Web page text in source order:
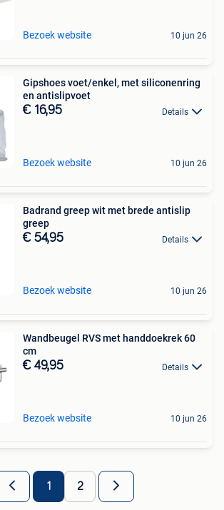
Bezoek website 10 jun 26
Gipshoes voet/enkel, met siliconenring
en antislipvoet
€ 16,95 Details
Bezoek website 10 jun 26
Badrand greep wit met brede antislip
greep
€ 54,95 Details
Bezoek website 10 jun 26
Wandbeugel RVS met handdoekrek 60
cm
€ 49,95 Details
Bezoek website 10 jun 26
1 2